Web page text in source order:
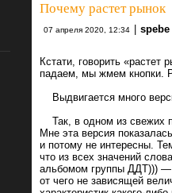
Почему растет рынок
07 апреля 2020, 12:34 spebe
Кстати, говорить
падаем, мы жмем кнопки.
Выдвигается много
Так, в одном из свежих
Мне эта версия
и потому не интересны.
что из всех значений
альбомом группы ДДТ))) —
от чего не зависящей